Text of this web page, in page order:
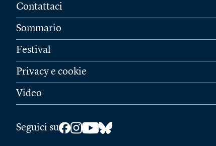
Contattaci
Sommario
Festival
Privacy e cookie
Video
Seguici su